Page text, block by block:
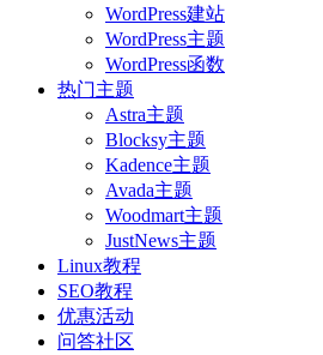
WordPress建站
WordPress主题
WordPress函数
热门主题
Astra主题
Blocksy主题
Kadence主题
Avada主题
Woodmart主题
JustNews主题
Linux教程
SEO教程
优惠活动
问答社区